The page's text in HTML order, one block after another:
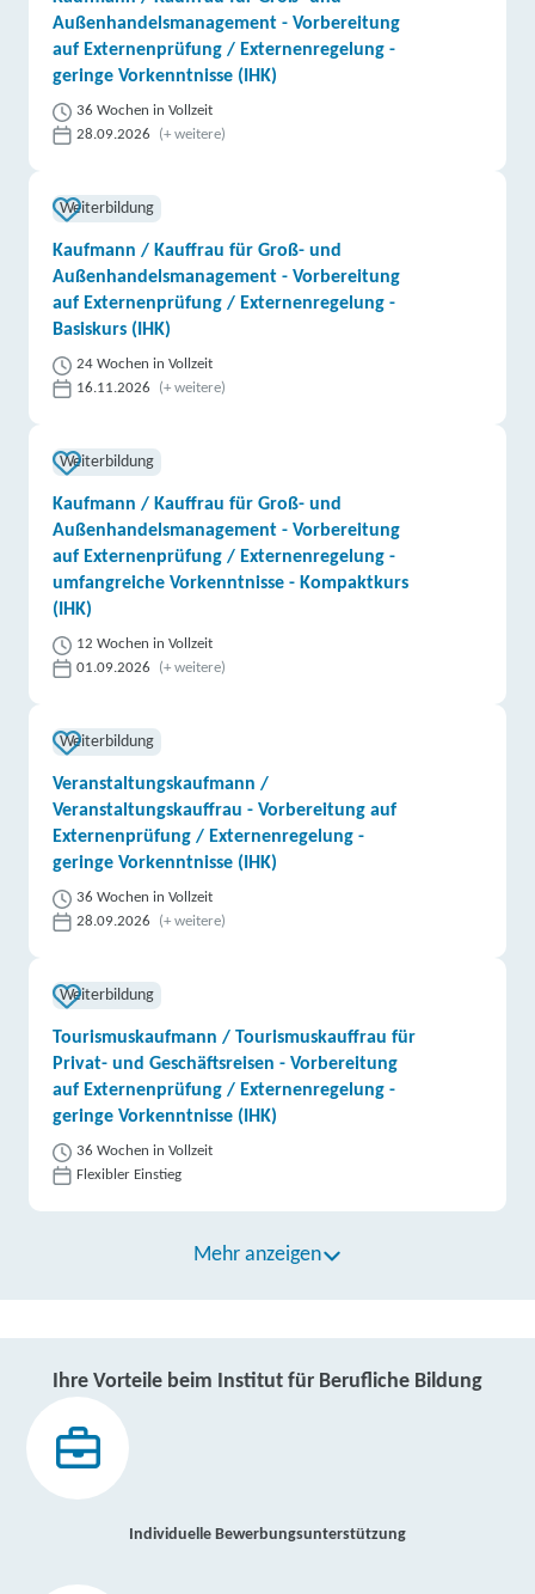
Außenhandelsmanagement - Vorbereitung
auf Externenprüfung / Externenregelung -
geringe Vorkenntnisse (IHK)
36 Wochen in Vollzeit
28.09.2026
(+ weitere)
Weiterbildung
Kaufmann / Kauffrau für Groß- und
Außenhandelsmanagement - Vorbereitung
auf Externenprüfung / Externenregelung -
Basiskurs (IHK)
24 Wochen in Vollzeit
16.11.2026
(+ weitere)
Weiterbildung
Kaufmann / Kauffrau für Groß- und
Außenhandelsmanagement - Vorbereitung
auf Externenprüfung / Externenregelung -
umfangreiche Vorkenntnisse - Kompaktkurs
(IHK)
12 Wochen in Vollzeit
01.09.2026
(+ weitere)
Weiterbildung
Veranstaltungskaufmann /
Veranstaltungskauffrau - Vorbereitung auf
Externenprüfung / Externenregelung -
geringe Vorkenntnisse (IHK)
36 Wochen in Vollzeit
28.09.2026
(+ weitere)
Weiterbildung
Tourismuskaufmann / Tourismuskauffrau für
Privat- und Geschäftsreisen - Vorbereitung
auf Externenprüfung / Externenregelung -
geringe Vorkenntnisse (IHK)
36 Wochen in Vollzeit
Flexibler Einstieg
Mehr anzeigen
Ihre Vorteile beim Institut für Berufliche Bildung
Individuelle Bewerbungsunterstützung